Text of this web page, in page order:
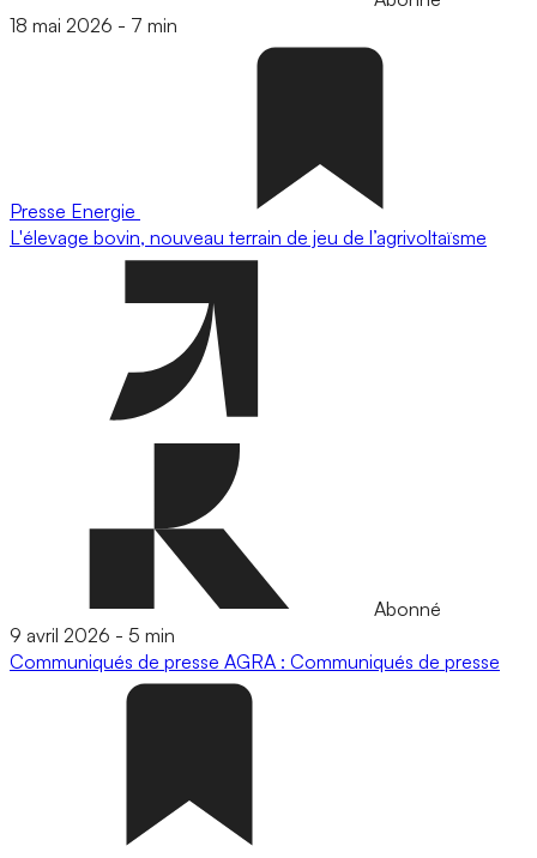
18 mai 2026 - 7 min
Presse Energie
L'élevage bovin, nouveau terrain de jeu de l’agrivoltaïsme
Abonné
9 avril 2026 - 5 min
Communiqués de presse AGRA : Communiqués de presse